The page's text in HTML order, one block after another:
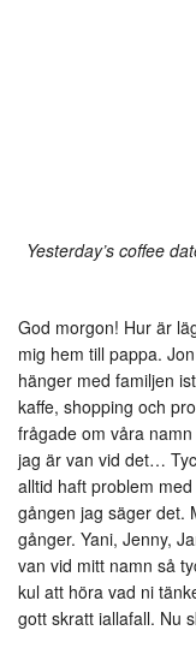
Yesterday’s coffee
God morgon! Hur är
mig hem till pappa.
hänger med familjen
kaffe, shopping och
frågade om våra
jag är van vid det…
alltid haft problem
gången jag säger det.
gånger. Yani, Jenny,
van vid mitt namn så
kul att höra vad ni
gott skratt iallafall. Nu